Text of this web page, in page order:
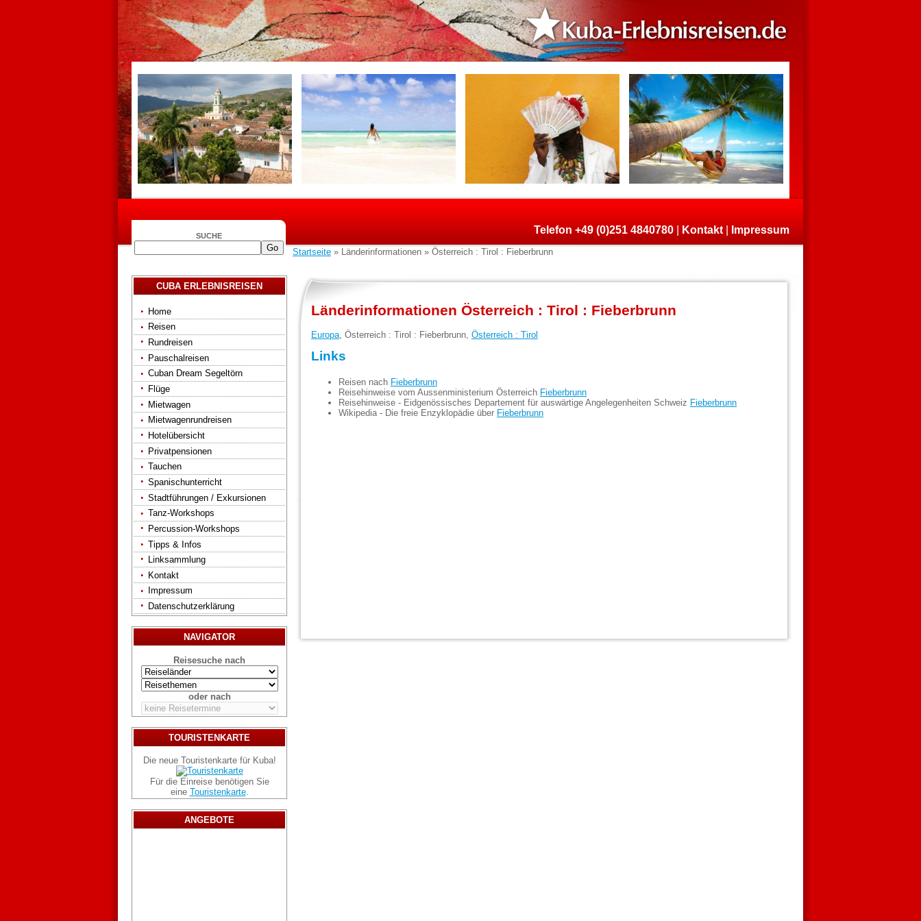
SUCHE Telefon +49 (0)251 4840780 Kontakt Impressum
Startseite » Länderinformationen » Österreich : Tirol : Fieberbrunn
CUBA ERLEBNISREISEN
Home
Reisen
Rundreisen
Pauschalreisen
Cuban Dream Segeltörn
Flüge
Mietwagen
Mietwagenrundreisen
Hotelübersicht
Privatpensionen
Tauchen
Spanischunterricht
Stadtführungen / Exkursionen
Tanz-Workshops
Percussion-Workshops
Tipps & Infos
Linksammlung
Kontakt
Impressum
Datenschutzerklärung
NAVIGATOR
Reisesuche nach
oder nach
TOURISTENKARTE
Die neue Touristenkarte für Kuba!
Für die Einreise benötigen Sie
eine Touristenkarte.
ANGEBOTE
Länderinformationen Österreich : Tirol : Fieberbrunn
Europa , Österreich : Tirol : Fieberbrunn, Österreich : Tirol
Links
Reisen nach Fieberbrunn
Reisehinweise vom Aussenministerium Österreich Fieberbrunn
Reisehinweise - Eidgenössisches Departement für auswärtige Angelegenheiten Schweiz Fieberbrunn
Wikipedia - Die freie Enzyklopädie über Fieberbrunn